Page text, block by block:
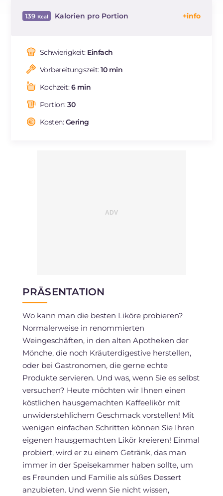
FR
NL
139 Kalorien pro Portion
davon Zucker
davon gesättigte Fettsäuren
Natrium
Schwierigkeit: Einfach
Vorbereitungszeit:10 min
Kochzeit:6 min
Portion:30
Kosten:Gering
PRÄSENTATION
Wo kann man die besten Liköre probieren?
Normalerweise in renommierten
Weingeschäften, in den alten Apotheken der
Mönche, die noch Kräuterdigestive herstellen,
oder bei Gastronomen, die gerne echte
Produkte servieren. Und was, wenn Sie es selbst
versuchen? Heute möchten wir Ihnen einen
köstlichen hausgemachten Kaffeelikör mit
unwiderstehlichem Geschmack vorstellen! Mit
wenigen einfachen Schritten können Sie Ihren
eigenen hausgemachten Likör kreieren! Einmal
probiert, wird er zu einem Getränk, das man
immer in der Speisekammer haben sollte, um
es Freunden und Familie als süßes Dessert
anzubieten. Und wenn Sie nicht wissen,